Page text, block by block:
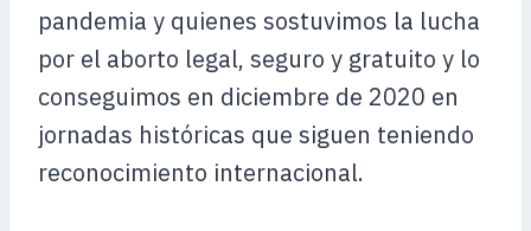
pandemia y quienes sostuvimos la lucha
por el aborto legal, seguro y gratuito y lo
conseguimos en diciembre de 2020 en
jornadas históricas que siguen teniendo
reconocimiento internacional.